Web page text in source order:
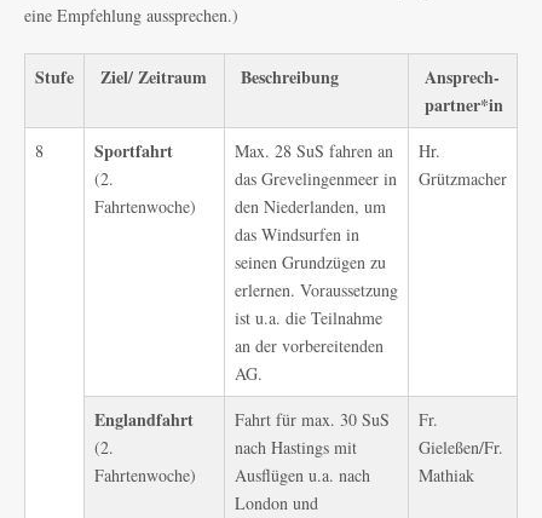
eine Empfehlung aussprechen.)
Stufe Ziel/ Zeitraum Beschreibung
Ansprech-
partner*in
8 Sportfahrt
(2.
Fahrtenwoche)
Max. 28 SuS fahren an
das Grevelingenmeer in
den Niederlanden, um
das Windsurfen in
seinen Grundzügen zu
erlernen. Voraussetzung
ist u.a. die Teilnahme
an der vorbereitenden
AG.
Hr.
Grützmacher
Englandfahrt
(2.
Fahrtenwoche)
Fahrt für max. 30 SuS
nach Hastings mit
Ausflügen u.a. nach
London und
Fr.
Gieleßen/Fr.
Mathiak